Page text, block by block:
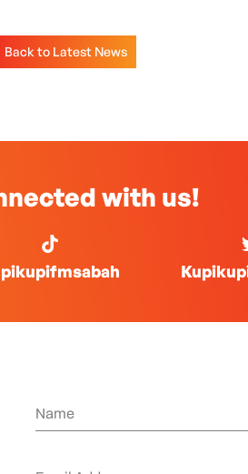
Back to Latest News
with us!